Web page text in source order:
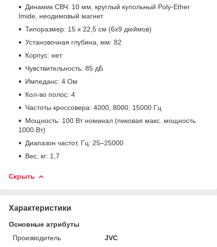
Динамик СВЧ: 10 мм, круглый купольный Poly-Ether
Imide, неодимовый магнит
Типоразмер: 15 х 22,5 см (6х9 дюймов)
Установочная глубина, мм: 82
Корпус: нет
Чувствительность: 85 дБ
Импеданс: 4 Ом
Кол-во полос: 4
Частоты кроссовера: 4000, 8000, 15000 Гц
Мощность: 100 Вт номинал (пиковая макс. мощность
1000 Вт)
Диапазон частот, Гц: 25–25000
Вес, кг: 1,7
Скрыть
Характеристики
Основные атрибуты
Производитель
JVC